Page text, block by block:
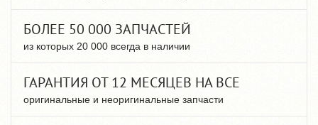
БОЛЕЕ 50 000 ЗАПЧАСТЕЙ
из которых 20 000 всегда в наличии
ГАРАНТИЯ ОТ 12 МЕСЯЦЕВ НА ВСЕ
оригинальные и неоригинальные запчасти